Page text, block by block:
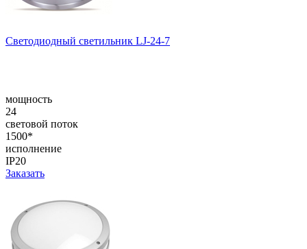
Светодиодный светильник LJ-24-7
мощность
24
световой поток
1500*
исполнение
IP20
Заказать